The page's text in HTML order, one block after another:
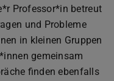
Professor*in betreut
und Probleme
in kleinen Gruppen
gemeinsam
finden ebenfalls